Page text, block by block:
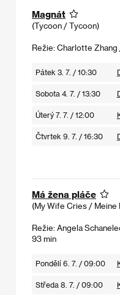
Magnát
(Tycoon / Tycoon)
Režie: Charlotte Zhang
Pátek 3. 7. / 10:30
Sobota 4. 7. / 13:30
Úterý 7. 7. / 12:00
Čtvrtek 9. 7. / 16:30
Má žena pláče
(My Wife Cries / Meine
Režie: Angela
93 min
Pondělí 6. 7. / 09:00
Středa 8. 7. / 09:00